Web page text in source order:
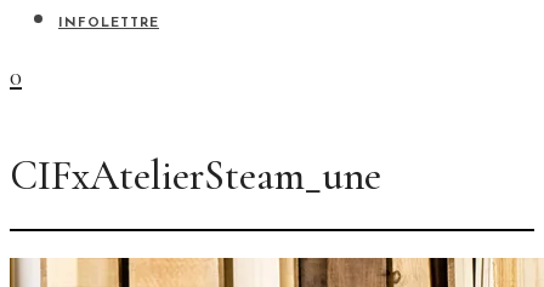
INFOLETTRE
0
CIFxAtelierSteam_une